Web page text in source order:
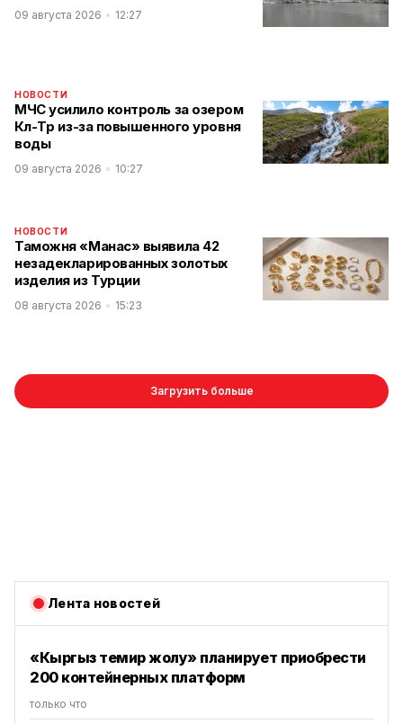
09 августа 2026 12:27
НОВОСТИ
МЧС усилило контроль за озером
Көл-Төр из-за повышенного уровня
воды
09 августа 2026 10:27
НОВОСТИ
Таможня «Манас» выявила 42
незадекларированных золотых
изделия из Турции
08 августа 2026 15:23
Загрузить больше
Лента новостей
«Кыргыз темир жолу» планирует приобрести
200 контейнерных платформ
только что